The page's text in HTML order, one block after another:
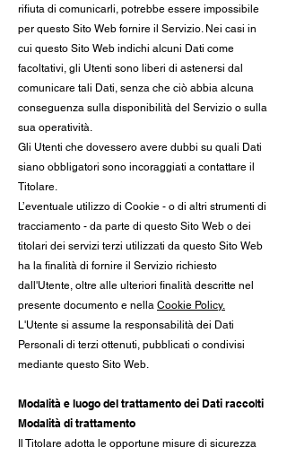
rifiuta di comunicarli, potrebbe essere impossibile
per questo Sito Web fornire il Servizio. Nei casi in
cui questo Sito Web indichi alcuni Dati come
facoltativi, gli Utenti sono liberi di astenersi dal
comunicare tali Dati, senza che ciò abbia alcuna
conseguenza sulla disponibilità del Servizio o sulla
sua operatività.
Gli Utenti che dovessero avere dubbi su quali Dati
siano obbligatori sono incoraggiati a contattare il
Titolare.
L’eventuale utilizzo di Cookie - o di altri strumenti di
tracciamento - da parte di questo Sito Web o dei
titolari dei servizi terzi utilizzati da questo Sito Web
ha la finalità di fornire il Servizio richiesto
dall'Utente, oltre alle ulteriori finalità descritte nel
presente documento e nella Cookie Policy.
L'Utente si assume la responsabilità dei Dati
Personali di terzi ottenuti, pubblicati o condivisi
mediante questo Sito Web.
Modalità e luogo del trattamento dei Dati raccolti
Modalità di trattamento
Il Titolare adotta le opportune misure di sicurezza